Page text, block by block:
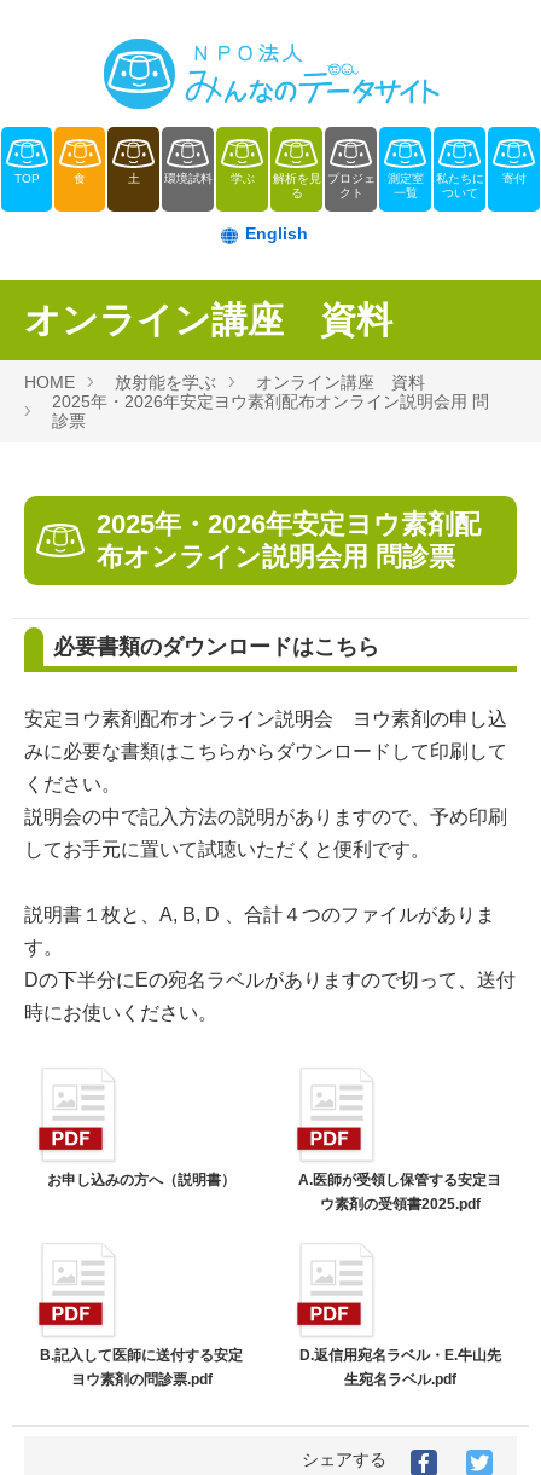
TOP 食 土 環境試料 学ぶ
解析を見
る
プロジェ
クト
測定室
一覧
私たちに
ついて
寄付
English
オンライン講座 資料
HOME 放射能を学ぶ
オンライン講座 資料
2025年・2026年安定ヨウ素剤配布オンライン説明会用 問
診票
2025年・2026年安定ヨウ素剤配
布オンライン説明会用 問診票
必要書類のダウンロードはこちら
安定ヨウ素剤配布オンライン説明会 ヨウ素剤の申し込
みに必要な書類はこちらからダウンロードして印刷して
ください。
説明会の中で記入方法の説明がありますので、予め印刷
してお手元に置いて試聴いただくと便利です。
説明書１枚と、A, B, D 、合計４つのファイルがありま
す。
Dの下半分にEの宛名ラベルがありますので切って、送付
時にお使いください。
お申し込みの方へ（説明書）
A.医師が受領し保管する安定ヨ
ウ素剤の受領書2025.pdf
B.記入して医師に送付する安定
ヨウ素剤の問診票.pdf
D.返信用宛名ラベル・E.牛山先
生宛名ラベル.pdf
シェアする